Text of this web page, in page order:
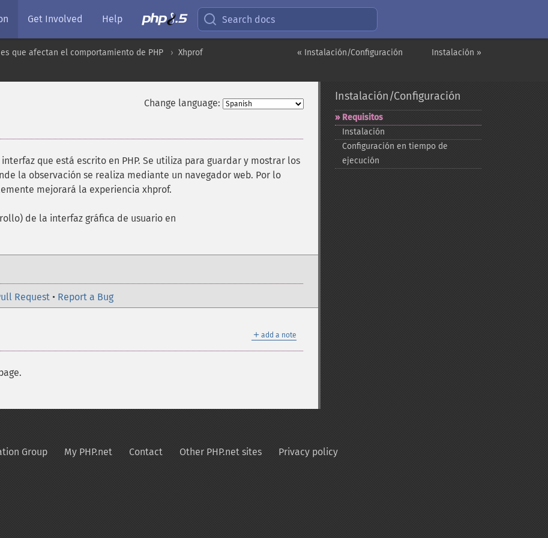
Get Involved Help Search docs
Instalación »
« Instalación/Configuración
que afectan el comportamiento de PHP
Xhprof
Change language:
que está escrito en PHP. Se utiliza para guardar y mostrar los
la observación se realiza mediante un navegador web. Por lo
mejorará la experiencia xhprof.
de la interfaz gráfica de usuario en
Request • Report a Bug
＋ add a note
Instalación/Configuración
Requisitos
Instalación
Configuración en tiempo de
ejecución
Group My PHP.net Contact Other PHP.net sites Privacy policy